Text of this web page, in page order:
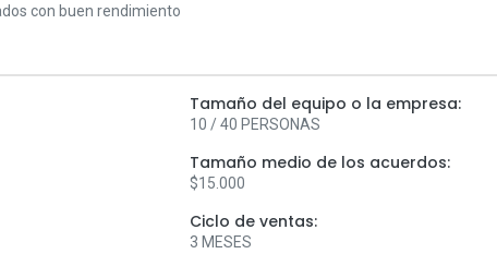
con buen rendimiento
Tamaño del equipo o la empresa:
10 / 40 PERSONAS
Tamaño medio de los acuerdos:
$15.000
Ciclo de ventas:
3 MESES